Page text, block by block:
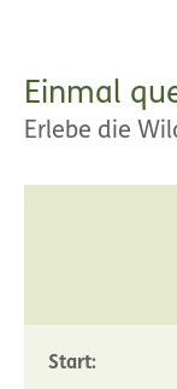
Einmal
Erlebe die
Start: